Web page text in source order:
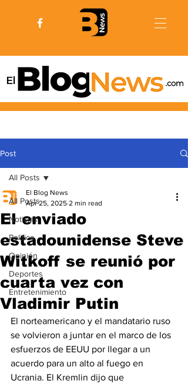
Post
All Posts
Noticias
Politica
Opinión
Deportes
Entretenimiento
All Posts
El enviado
estadounidense Steve
Witkoff se reunió por
cuarta vez con
Vladimir Putin
El Blog News
Apr 25, 2025 2 min read
El norteamericano y el mandatario ruso
se volvieron a juntar en el marco de los
esfuerzos de EEUU por llegar a un
acuerdo para un alto al fuego en
Ucrania. El Kremlin dijo que